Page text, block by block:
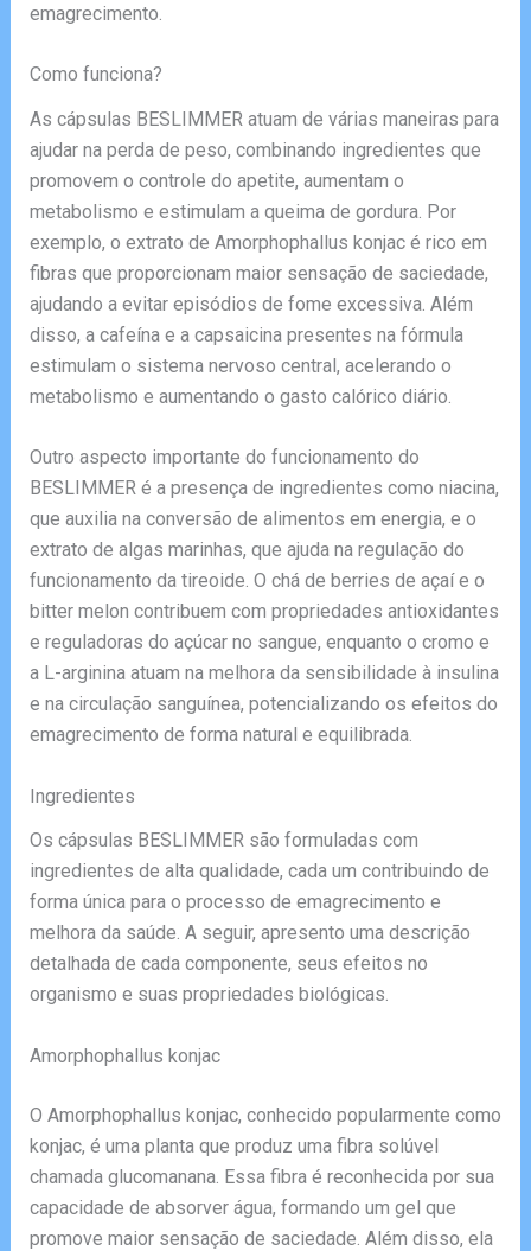
emagrecimento.
Como funciona?
As cápsulas BESLIMMER atuam de várias maneiras para
ajudar na perda de peso, combinando ingredientes que
promovem o controle do apetite, aumentam o
metabolismo e estimulam a queima de gordura. Por
exemplo, o extrato de Amorphophallus konjac é rico em
fibras que proporcionam maior sensação de saciedade,
ajudando a evitar episódios de fome excessiva. Além
disso, a cafeína e a capsaicina presentes na fórmula
estimulam o sistema nervoso central, acelerando o
metabolismo e aumentando o gasto calórico diário.
Outro aspecto importante do funcionamento do
BESLIMMER é a presença de ingredientes como niacina,
que auxilia na conversão de alimentos em energia, e o
extrato de algas marinhas, que ajuda na regulação do
funcionamento da tireoide. O chá de berries de açaí e o
bitter melon contribuem com propriedades antioxidantes
e reguladoras do açúcar no sangue, enquanto o cromo e
a L-arginina atuam na melhora da sensibilidade à insulina
e na circulação sanguínea, potencializando os efeitos do
emagrecimento de forma natural e equilibrada.
Ingredientes
Os cápsulas BESLIMMER são formuladas com
ingredientes de alta qualidade, cada um contribuindo de
forma única para o processo de emagrecimento e
melhora da saúde. A seguir, apresento uma descrição
detalhada de cada componente, seus efeitos no
organismo e suas propriedades biológicas.
Amorphophallus konjac
O Amorphophallus konjac, conhecido popularmente como
konjac, é uma planta que produz uma fibra solúvel
chamada glucomanana. Essa fibra é reconhecida por sua
capacidade de absorver água, formando um gel que
promove maior sensação de saciedade. Além disso, ela